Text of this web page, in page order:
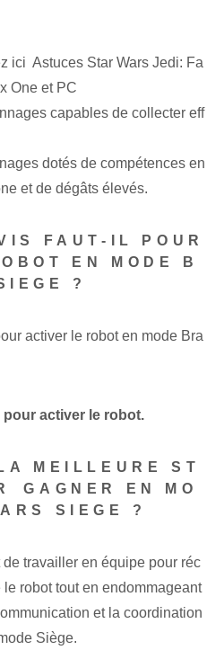
ici Astuces Star Wars Jedi: Fa
One et PC
capables de collecter eff
dotés de compétences en
et de dégâts élevés.
FAUT-IL POUR
EN MODE B
?
activer le robot en mode Bra
activer le robot.
MEILLEURE ST
⁢GAGNER EN MO
SIEGE ?
travailler en équipe pour réc
robot tout en endommageant
et la coordination
Siège.